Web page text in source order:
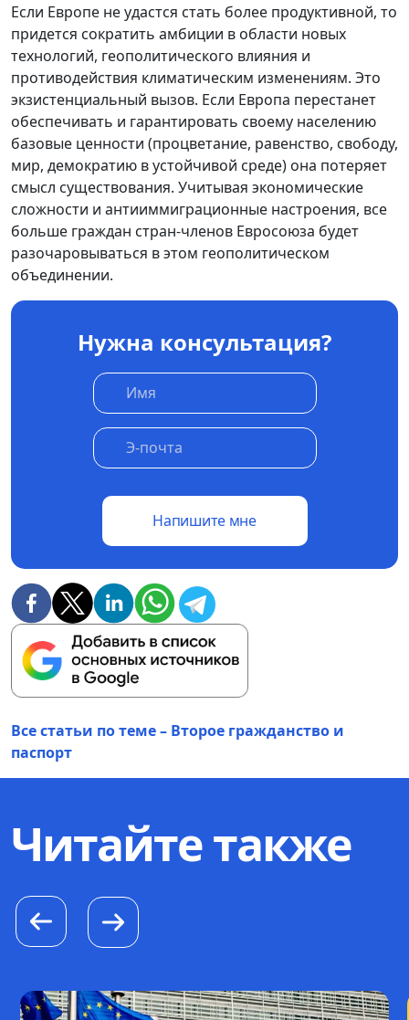
Если Европе не удастся стать более продуктивной, то
придется сократить амбиции в области новых
технологий, геополитического влияния и
противодействия климатическим изменениям. Это
экзистенциальный вызов. Если Европа перестанет
обеспечивать и гарантировать своему населению
базовые ценности (процветание, равенство, свободу,
мир, демократию в устойчивой среде) она потеряет
смысл существования. Учитывая экономические
сложности и антииммиграционные настроения, все
больше граждан стран-членов Евросоюза будет
разочаровываться в этом геополитическом
объединении.
Нужна консультация?
Напишите мне
Все статьи по теме – Второе гражданство и
паспорт
Читайте также